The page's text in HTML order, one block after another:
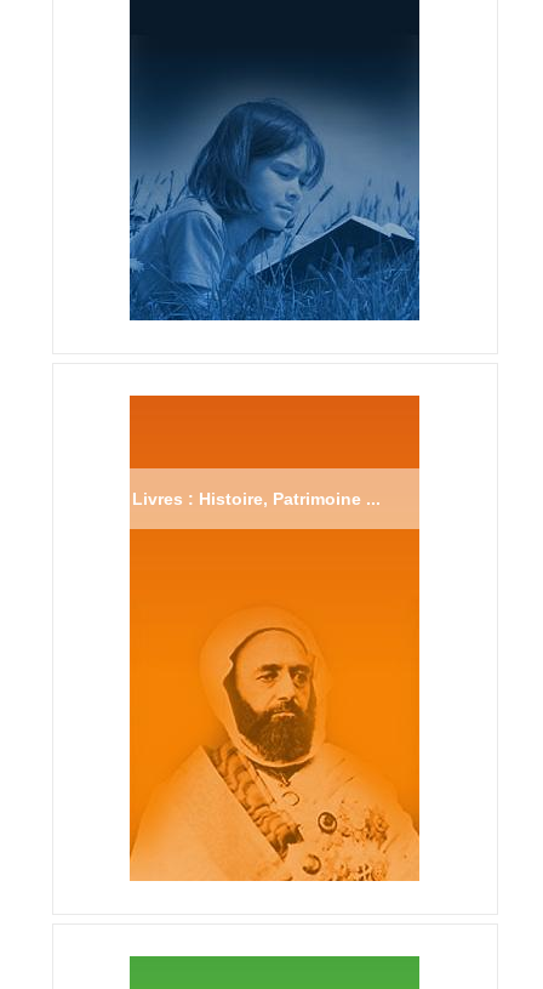
Livres : Histoire, Patrimoine ...